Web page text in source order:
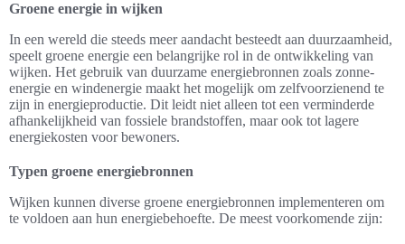
Groene energie in wijken
In een wereld die steeds meer aandacht besteedt aan duurzaamheid,
speelt groene energie een belangrijke rol in de ontwikkeling van
wijken. Het gebruik van duurzame energiebronnen zoals zonne-
energie en windenergie maakt het mogelijk om zelfvoorzienend te
zijn in energieproductie. Dit leidt niet alleen tot een verminderde
afhankelijkheid van fossiele brandstoffen, maar ook tot lagere
energiekosten voor bewoners.
Typen groene energiebronnen
Wijken kunnen diverse groene energiebronnen implementeren om
te voldoen aan hun energiebehoefte. De meest voorkomende zijn: